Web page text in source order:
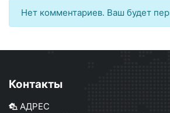
Нет комментариев. Ваш будет
Контакты
АДРЕС